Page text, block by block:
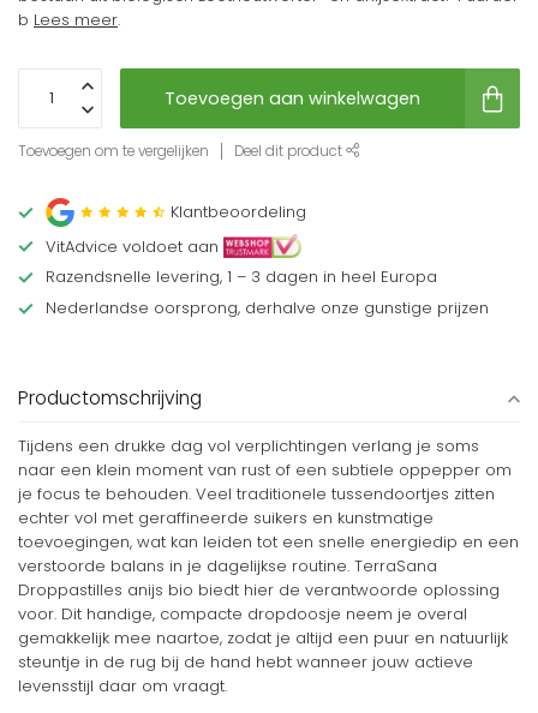
b Lees meer.
Toevoegen aan winkelwagen
Toevoegen om te vergelijken Deel dit product
Klantbeoordeling
VitAdvice voldoet aan
Razendsnelle levering, 1 – 3 dagen in heel Europa
Nederlandse oorsprong, derhalve onze gunstige prijzen
Productomschrijving
Tijdens een drukke dag vol verplichtingen verlang je soms
naar een klein moment van rust of een subtiele oppepper om
je focus te behouden. Veel traditionele tussendoortjes zitten
echter vol met geraffineerde suikers en kunstmatige
toevoegingen, wat kan leiden tot een snelle energiedip en een
verstoorde balans in je dagelijkse routine. TerraSana
Droppastilles anijs bio biedt hier de verantwoorde oplossing
voor. Dit handige, compacte dropdoosje neem je overal
gemakkelijk mee naartoe, zodat je altijd een puur en natuurlijk
steuntje in de rug bij de hand hebt wanneer jouw actieve
levensstijl daar om vraagt.